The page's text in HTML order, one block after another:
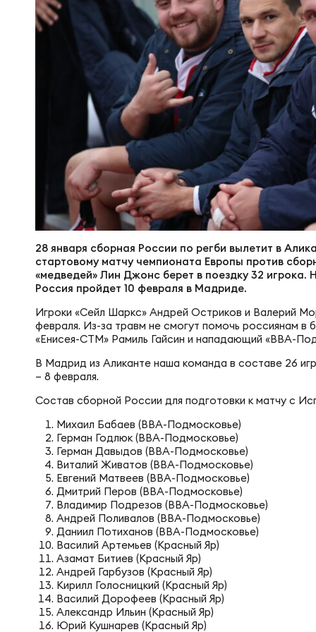
Регионы
Сборные
Антидопинг
Магазин
Контакты
28 января сборная России по регби вылетит в
стартовому матчу чемпионата Европы против
«медведей» Лин Джонс берет в поездку 32 игрока.
Россия пройдет 10 февраля в Мадриде.
Игроки «Сейл Шаркс» Андрей Остриков и Валерий
февраля. Из-за травм не смогут помочь россиянам в
«Енисея-СТМ» Рамиль Гайсин и нападающий «ВВА-
В Мадрид из Аликанте наша команда в составе 26
– 8 февраля.
Состав сборной России для подготовки к матчу с
Михаил Бабаев (ВВА-Подмосковье)
Герман Годлюк (ВВА-Подмосковье)
Герман Давыдов (ВВА-Подмосковье)
Виталий Живатов (ВВА-Подмосковье)
Евгений Матвеев (ВВА-Подмосковье)
Дмитрий Перов (ВВА-Подмосковье)
Владимир Подрезов (ВВА-Подмосковье)
Андрей Поливалов (ВВА-Подмосковье)
Даниил Потиханов (ВВА-Подмосковье)
Василий Артемьев (Красный Яр)
Азамат Битиев (Красный Яр)
Андрей Гарбузов (Красный Яр)
Кирилл Голосницкий (Красный Яр)
Василий Дорофеев (Красный Яр)
Александр Ильин (Красный Яр)
Юрий Кушнарев (Красный Яр)